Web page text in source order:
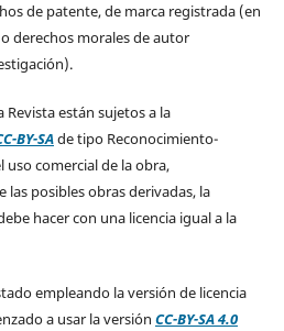
de patente, de marca registrada (en
derechos morales de autor
están sujetos a la
BY-SAde tipo Reconocimiento-
comercial de la obra,
las posibles obras derivadas, la
hacer con una licencia igual a la
empleando la versión de licencia
a usar la versión CC-BY-SA 4.0